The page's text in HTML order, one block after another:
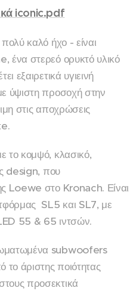
iconic.pdf
καλό ήχο - είναι
ένα στερεό ορυκτό υλικό
εξαιρετικά υγιεινή
ύψιστη προσοχή στην
στις αποχρώσεις
το κομψό, κλασικό,
design, που
Loewe στο Kronach. Είναι
SL5 και SL7, με
55 & 65 ιντσών.
subwoofers
το άριστης ποιότητας
προσεκτικά